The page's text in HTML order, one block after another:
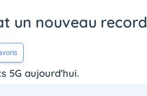
un nouveau record
5G aujourd'hui.